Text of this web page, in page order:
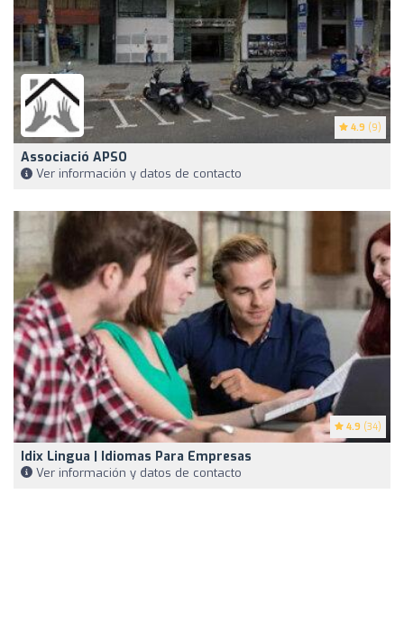
4.9 (9)
Associació APSO
Ver información y datos de contacto
4.9 (34)
Idix Lingua | Idiomas Para Empresas
Ver información y datos de contacto